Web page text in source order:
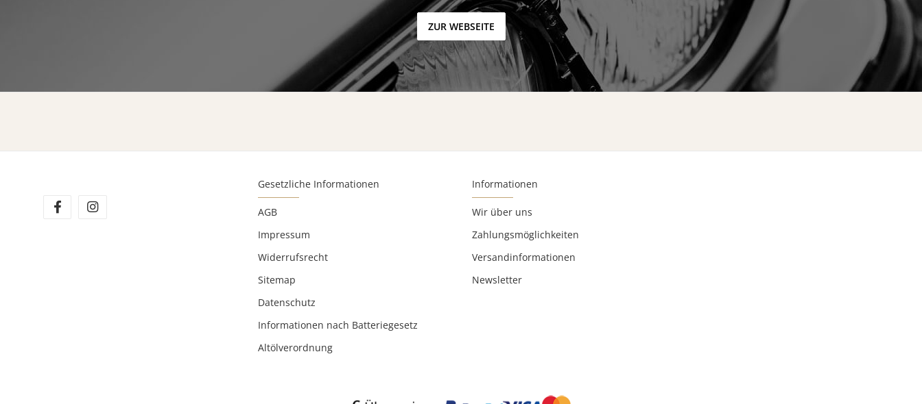
ZUR WEBSEITE
Gesetzliche Informationen
AGB
Impressum
Widerrufsrecht
Sitemap
Datenschutz
Informationen nach Batteriegesetz
Altölverordnung
Informationen
Wir über uns
Zahlungsmöglichkeiten
Versandinformationen
Newsletter